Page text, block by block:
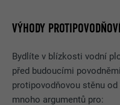
VÝHODY
Bydlíte v blízkosti vodní
před budoucími
protipovodňovou stěnu
mnoho argumentů pro: